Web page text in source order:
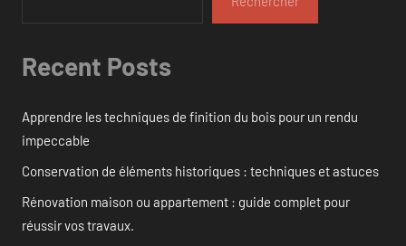
Recent Posts
Apprendre les techniques de finition du bois pour un rendu
impeccable
Conservation de éléments historiques : techniques et astuces
Rénovation maison ou appartement : guide complet pour
réussir vos travaux.